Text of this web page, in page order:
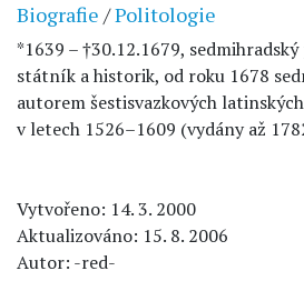
Biografie /Politologie
*1639 – †30.12.1679,
státník a historik, od roku 1678
autorem šestisvazkových
v letech 1526–1609 (vydány až
Vytvořeno: 14. 3. 2000
Aktualizováno: 15. 8. 2006
Autor: -red-